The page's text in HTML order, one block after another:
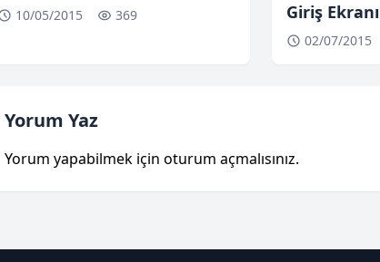
10/05/2015 369
Giriş
02/07/2015
Yorum Yaz
Yorum yapabilmek için oturum açmalısınız.